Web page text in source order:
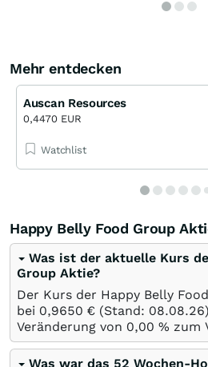
Mehr entdecken
Auscan Resources
0,4470 EUR
Watchlist
Happy Belly Food Group
Was ist der aktuelle Kurs
Group Aktie?
Der Kurs der Happy Belly
bei 0,9650 € (Stand: 08.08.26
Veränderung von 0,00 % zum
Was war das 52 Wochen-